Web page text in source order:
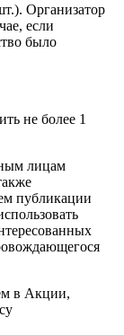
Организатор
если
было
не более 1
лицам
публикации
в Акции,